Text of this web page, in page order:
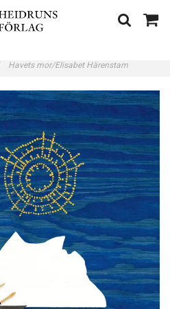
Havets mor/Elisabet Härenstam